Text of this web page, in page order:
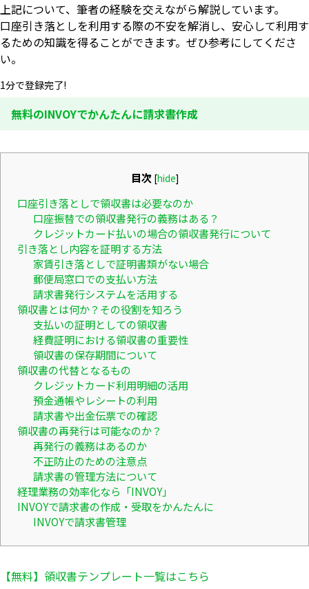
上記について、筆者の経験を交えながら解説しています。
口座引き落としを利用する際の不安を解消し、安心して利用す
るための知識を得ることができます。ぜひ参考にしてくださ
い。
1分で登録完了!
無料のINVOYでかんたんに請求書作成
目次 [hide]
口座引き落としで領収書は必要なのか
口座振替での領収書発行の義務はある？
クレジットカード払いの場合の領収書発行について
引き落とし内容を証明する方法
家賃引き落としで証明書類がない場合
郵便局窓口での支払い方法
請求書発行システムを活用する
領収書とは何か？その役割を知ろう
支払いの証明としての領収書
経費証明における領収書の重要性
領収書の保存期間について
領収書の代替となるもの
クレジットカード利用明細の活用
預金通帳やレシートの利用
請求書や出金伝票での確認
領収書の再発行は可能なのか？
再発行の義務はあるのか
不正防止のための注意点
請求書の管理方法について
経理業務の効率化なら「INVOY」
INVOYで請求書の作成・受取をかんたんに
INVOYで請求書管理
【無料】領収書テンプレート一覧はこちら